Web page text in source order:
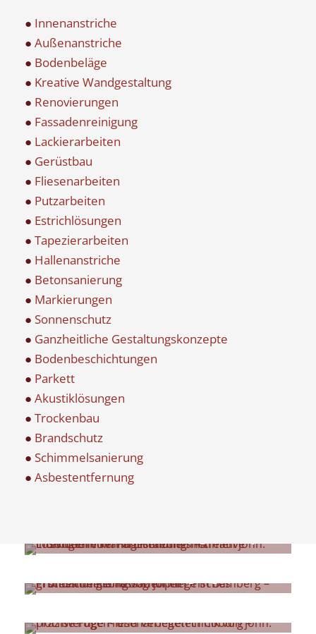
● Innenanstriche
● Außenanstriche
● Bodenbeläge
● Kreative Wandgestaltung
● Renovierungen
● Fassadenreinigung
● Lackierarbeiten
● Gerüstbau
● Fliesenarbeiten
● Putzarbeiten
● Estrichlösungen
● Tapezierarbeiten
● Hallenanstriche
● Betonsanierung
● Markierungen
● Sonnenschutz
● Ganzheitliche Gestaltungskonzepte
● Bodenbeschichtungen
● Parkett
● Akustiklösungen
● Trockenbau
● Brandschutz
● Schimmelsanierung
● Asbestentfernung